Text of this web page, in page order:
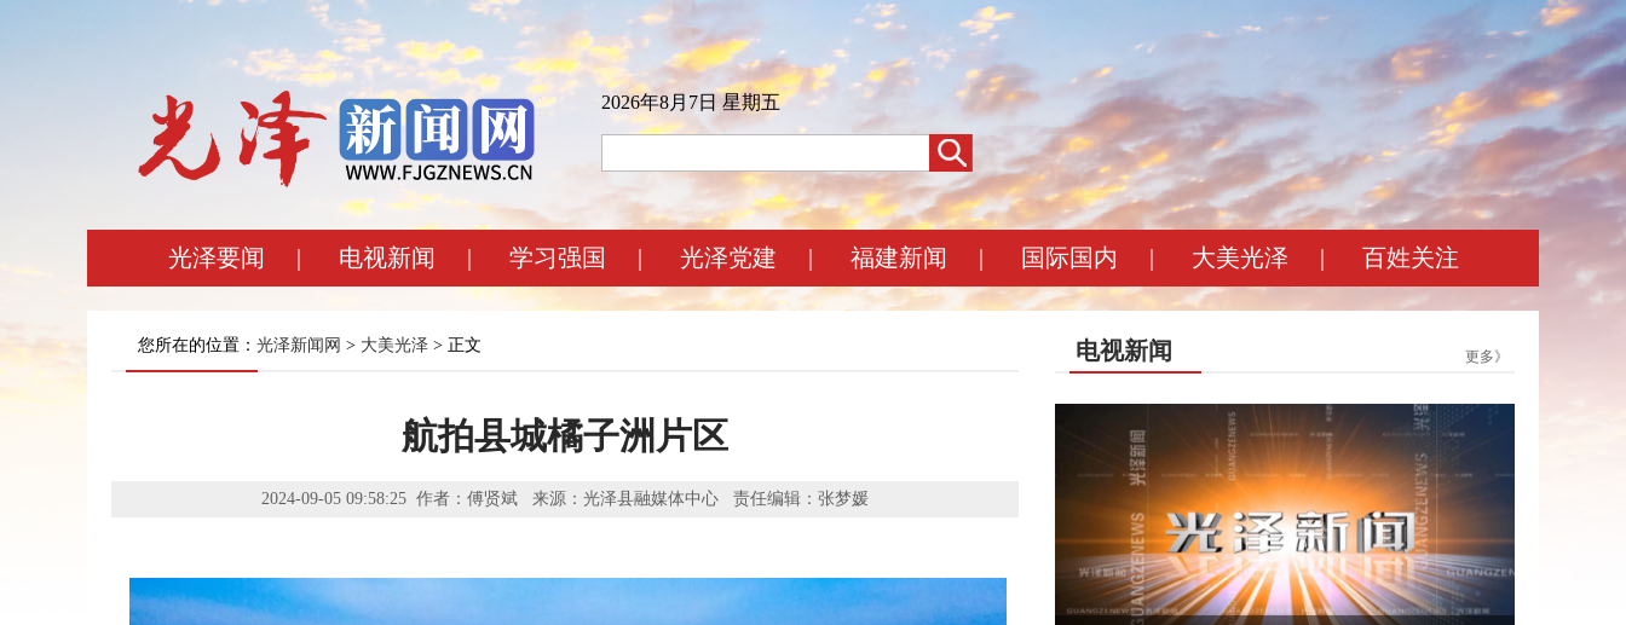
2026年8月7日 星期五
光泽要闻 | 电视新闻 | 学习强国 | 光泽党建 | 福建新闻 | 国际国内 | 大美光泽 | 百姓关注
您所在的位置： 光泽新闻网 > 大美光泽 > 正文
航拍县城橘子洲片区
2024-09-05 09:58:25 作者：傅贤斌 来源：光泽县融媒体中心 责任编辑：张梦媛
更多》
电视新闻